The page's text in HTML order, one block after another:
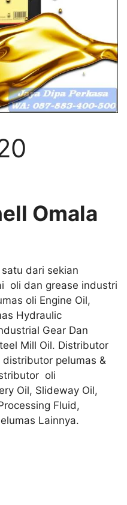
Omala
satu dari sekian
oli dan grease industri
oli Engine Oil,
Hydraulic
Gear Dan
Mill Oil. Distributor
pelumas &
oli
Oil, Slideway Oil,
Fluid,
Lainnya.